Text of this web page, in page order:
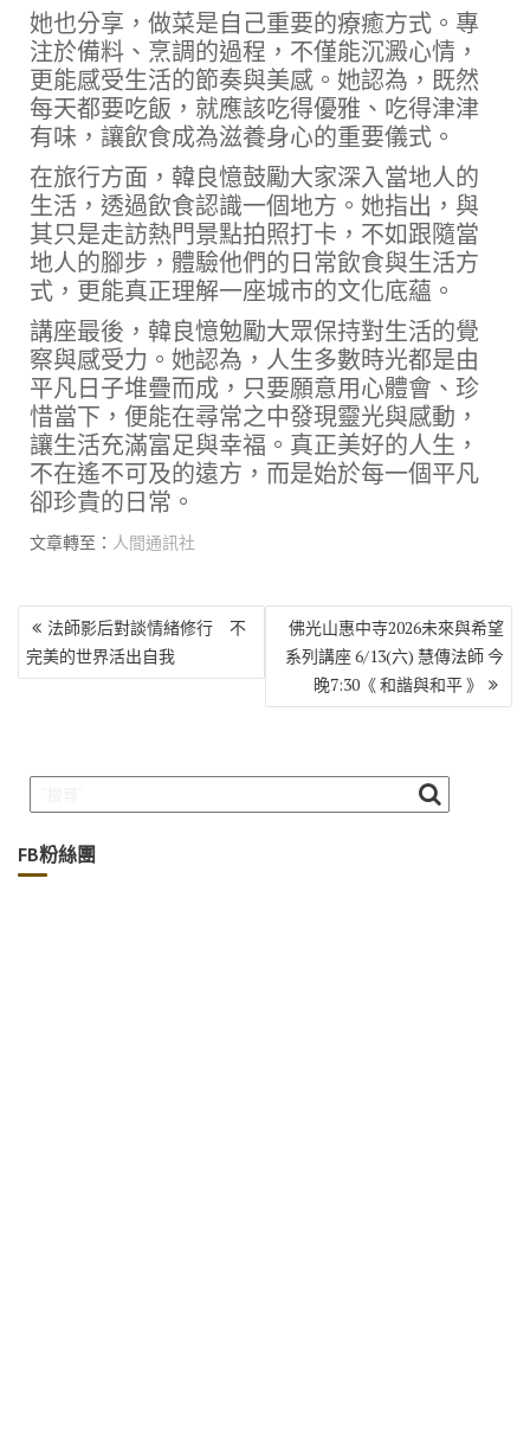
她也分享，做菜是自己重要的療癒方式。專
注於備料、烹調的過程，不僅能沉澱心情，
更能感受生活的節奏與美感。她認為，既然
每天都要吃飯，就應該吃得優雅、吃得津津
有味，讓飲食成為滋養身心的重要儀式。
在旅行方面，韓良憶鼓勵大家深入當地人的
生活，透過飲食認識一個地方。她指出，與
其只是走訪熱門景點拍照打卡，不如跟隨當
地人的腳步，體驗他們的日常飲食與生活方
式，更能真正理解一座城市的文化底蘊。
講座最後，韓良憶勉勵大眾保持對生活的覺
察與感受力。她認為，人生多數時光都是由
平凡日子堆疊而成，只要願意用心體會、珍
惜當下，便能在尋常之中發現靈光與感動，
讓生活充滿富足與幸福。真正美好的人生，
不在遙不可及的遠方，而是始於每一個平凡
卻珍貴的日常。
文章轉至： 人間通訊社
文
章
導
法師影后對談情緒修行 不
完美的世界活出自我
佛光山惠中寺2026未來與希望
系列講座 6/13(六) 慧傳法師 今
晚7:30《 和諧與和平 》
FB粉絲團